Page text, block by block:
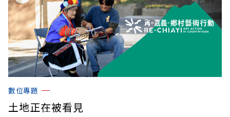
數位專題
土地正在被看見